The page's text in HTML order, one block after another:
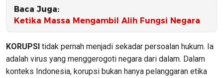
Baca Juga:
Ketika Massa Mengambil Alih Fungsi Negara
KORUPSI tidak pernah menjadi sekadar persoalan hukum. Ia
adalah virus yang menggerogoti negara dari dalam. Dalam
konteks Indonesia, korupsi bukan hanya pelanggaran etika